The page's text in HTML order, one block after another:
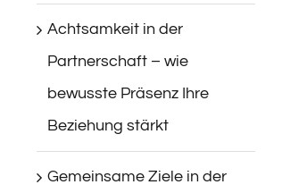
Achtsamkeit in der
Partnerschaft – wie
bewusste Präsenz Ihre
Beziehung stärkt
Gemeinsame Ziele in der